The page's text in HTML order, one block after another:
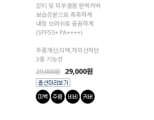
잡티 및 피부결점 완벽커버
보습성분으로 촉촉하게
내장 브러쉬로 꼼꼼하게
(SPF50+ PA++++)
주름개선,미백,자외선차단
3중 기능성
29,000원 29,000원